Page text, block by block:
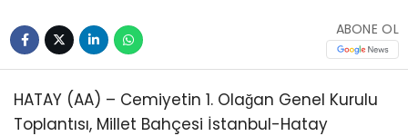
ABONE OL
HATAY (AA) – Cemiyetin 1. Olağan Genel Kurulu
Toplantısı, Millet Bahçesi İstanbul-Hatay